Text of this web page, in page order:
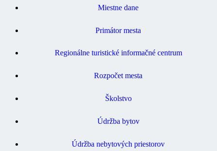
Miestne dane
Primátor mesta
Regionálne turistické informačné centrum
Rozpočet mesta
Školstvo
Údržba bytov
Údržba nebytových priestorov